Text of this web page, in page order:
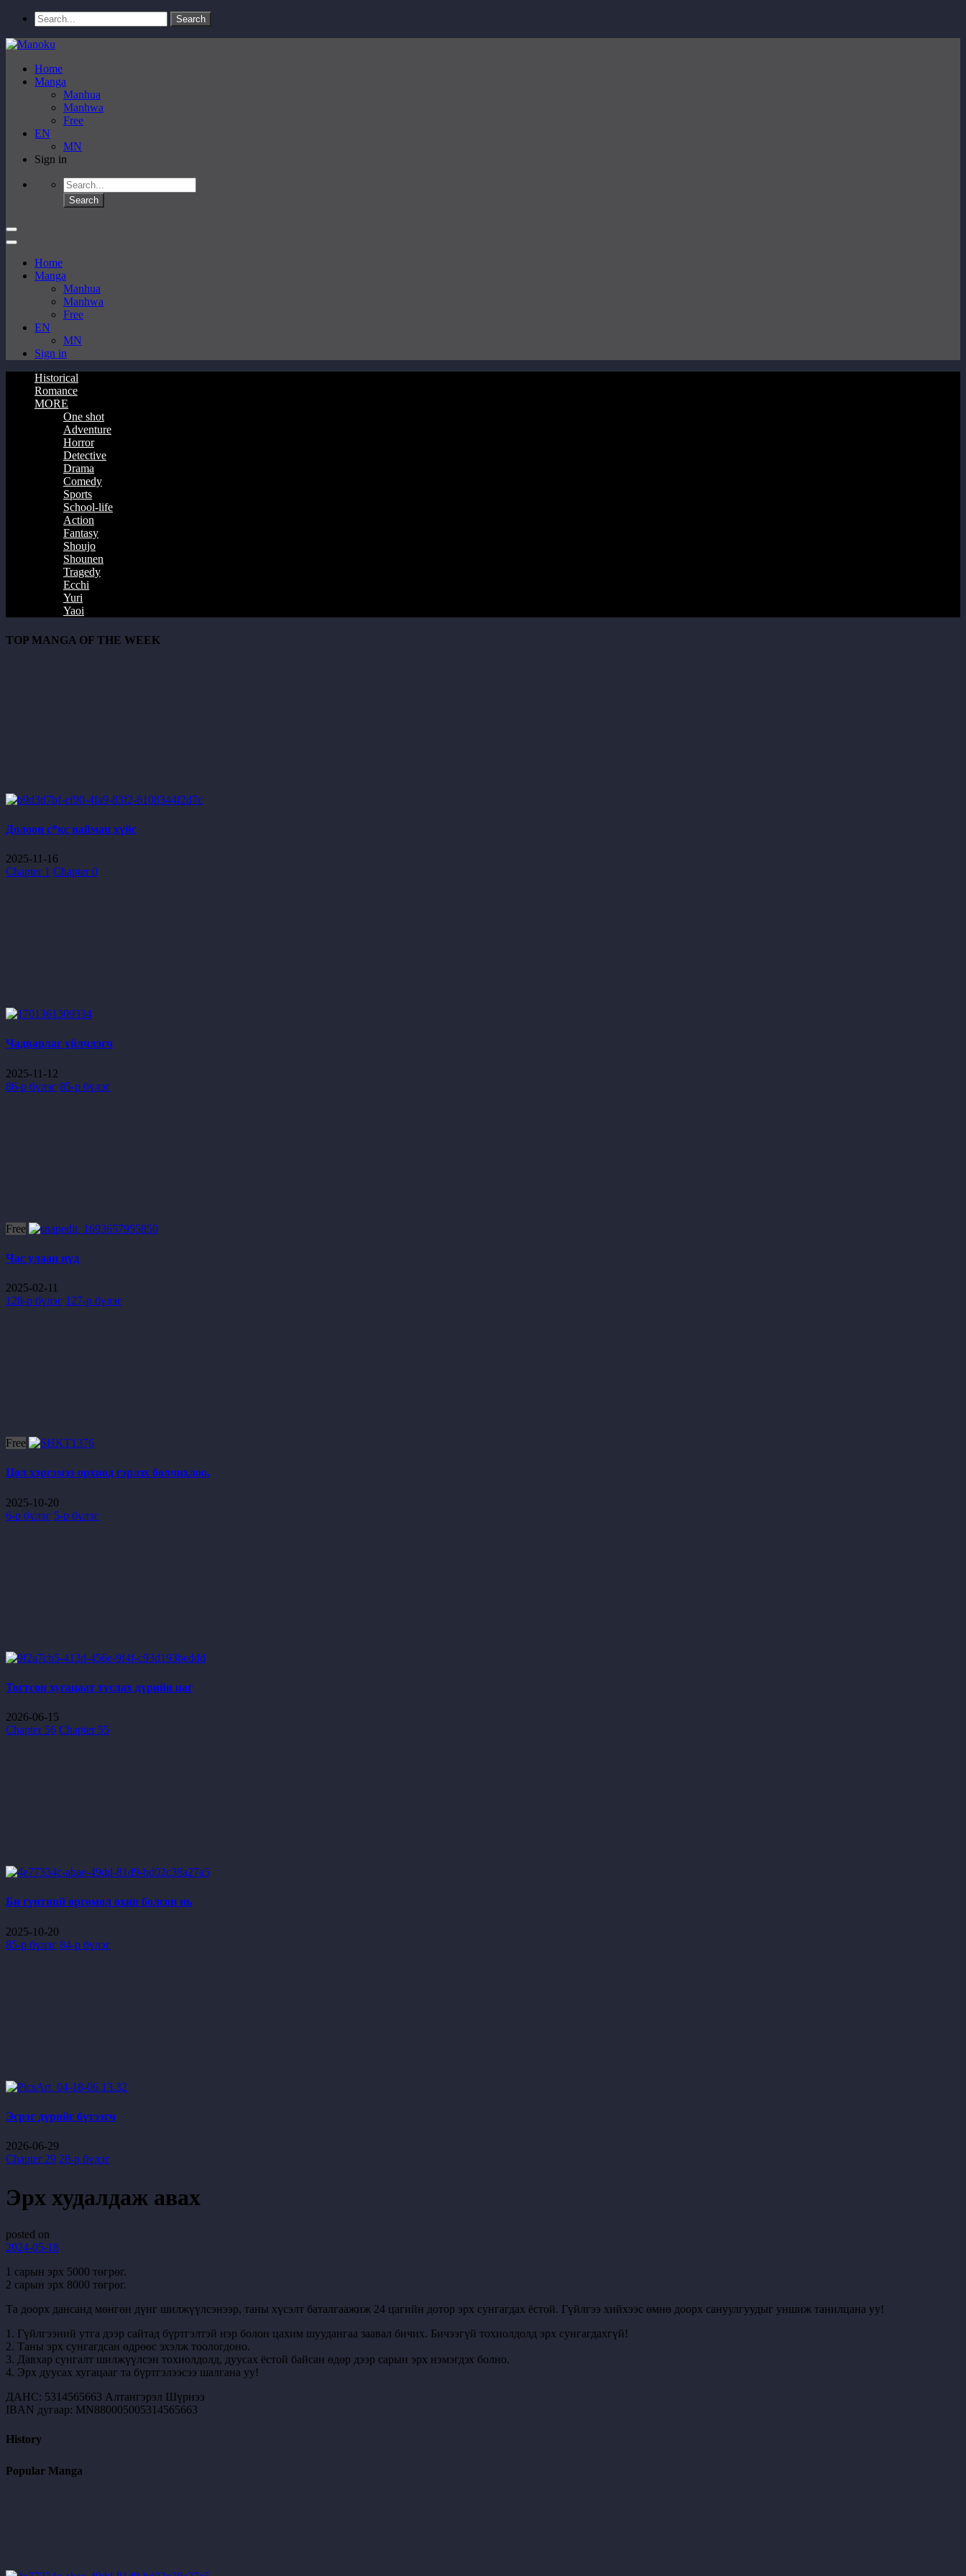
Home
Manga
Manhua
Manhwa
Free
EN
MN
Sign in
Home
Manga
Manhua
Manhwa
Free
EN
MN
Sign in
Historical
Romance
MORE
One shot
Adventure
Horror
Detective
Drama
Comedy
Sports
School-life
Action
Fantasy
Shoujo
Shounen
Tragedy
Ecchi
Yuri
Yaoi
TOP MANGA OF THE WEEK
Долоон с*кс найман хүйс
2025-11-16
Chapter 1 Chapter 0
Чадварлаг үйлчлэгч
2025-11-12
86-р бүлэг 85-р бүлэг
Free
Час улаан нүд
2025-02-11
128-р бүлэг 127-р бүлэг
Free
Цол хэргэмээ орхиод гэрлэх болчихлоо.
2025-10-20
6-р бүлэг 5-р бүлэг
Тогтсон хугацаат туслах дүрийн цаг
2026-06-15
Chapter 56 Chapter 55
Би гүнтний өргөмөл охин болсон нь
2025-10-20
85-р бүлэг 84-р бүлэг
Эсрэг дүрийг бүтээгч
2026-06-29
Chapter 29 28-р бүлэг
Эрх худалдаж авах
posted on
2024-05-18
1 сарын эрх 5000 төгрөг.
2 сарын эрх 8000 төгрөг.
Та доорх дансанд мөнгөн дүнг шилжүүлсэнээр, таны хүсэлт баталгаажиж 24 цагийн дотор эрх сунгагдах ёстой. Гүйлгээ хийхээс өмнө доорх сануулгуудыг уншиж танилцана уу!
1. Гүйлгээний утга дээр сайтад бүртгэлтэй нэр болон цахим шуудангаа заавал бичих. Бичээгүй тохиолдолд эрх сунгагдахгүй!
2. Таны эрх сунгагдсан өдрөөс эхэлж тоологдоно.
3. Давхар сунгалт шилжүүлсэн тохиолдолд, дуусах ёстой байсан өдөр дээр сарын эрх нэмэгдэх болно.
4. Эрх дуусах хугацааг та бүртгэлээсээ шалгана уу!
ДАНС: 5314565663 Алтангэрэл Шүрнээ
IBAN дугаар: MN880005005314565663
History
Popular Manga